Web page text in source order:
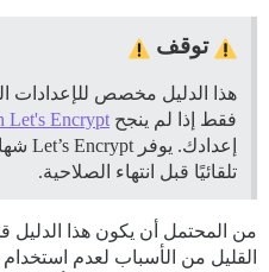
توقف
هذا الدليل مخصص للإعدادات
فقط إذا لم ينجح Let's Encrypt
تلقائيًا قبل انتهاء الصلاحية.
من المحتمل أن يكون هذا الدليل